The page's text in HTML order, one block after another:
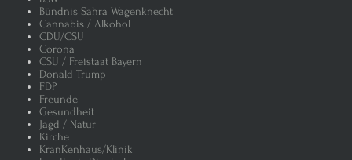
Wir sind das Volk – Eine
Bündnis Sahra Wagenknecht
Cannabis / Alkohol
CDU/CSU
Corona
CSU / Freistaat Bayern
Donald Trump
FDP
Freunde
Gesundheit
Jagd / Natur
Kirche
KranKenhaus/Klinik